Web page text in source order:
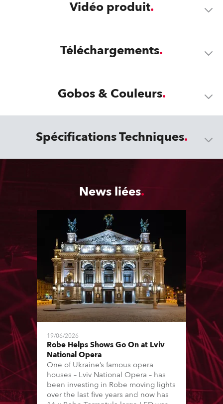
Vidéo produit
Téléchargements
Gobos & Couleurs
Spécifications Techniques
News liées
19/06/2026
Robe Helps Shows Go On at Lviv
National Opera
One of Ukraine’s famous opera
houses – Lviv National Opera – has
been investing in Robe moving lights
over the last five years and now has